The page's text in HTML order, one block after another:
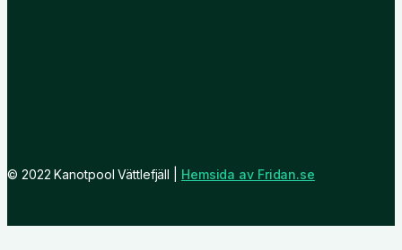
© 2022 Kanotpool Vättlefjäll | Hemsida av Fridan.se